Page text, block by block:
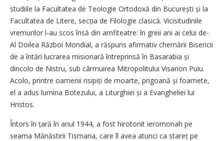
studiile la Facultatea de Teologie Ortodoxă din București și la
Facultatea de Litere, secția de Filologie clasică. Vicisitudinile
vremurilor l-au scos însă din amfiteatre: în greii ani ai celui de-
Al Doilea Război Mondial, a răspuns afirmativ chemării Bisericii
de a întări lucrarea misionară întreprinsă în Basarabia și
dincolo de Nistru, sub cârmuirea Mitropolitului Visarion Puiu.
Acolo, printre oamenii risipiți de moarte, prigoană și foamete,
el a adus lumina Botezului, a Liturghiei și a Evangheliei lui
Hristos.
Întors în țară în anul 1944, a fost hirotonit ieromonah pe
seama Mănăstirii Tismana, care îl avea atunci ca stareț pe